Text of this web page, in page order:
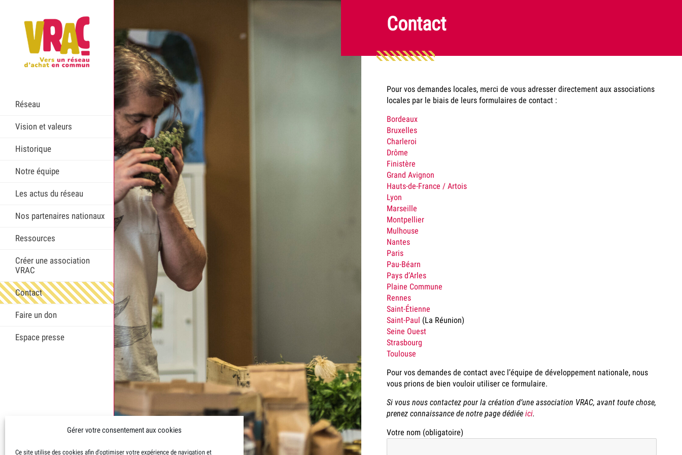
Gérer votre consentement aux cookies
Ce site utilise des cookies afin d'optimiser votre expérience de navigation et
Réseau
Vision et valeurs
Historique
Notre équipe
Les actus du réseau
Nos partenaires nationaux
Ressources
Créer une association
VRAC
Contact
Faire un don
Espace presse
Contact
Pour vos demandes locales, merci de vous adresser directement aux associations
locales par le biais de leurs formulaires de contact :
Bordeaux
Bruxelles
Charleroi
Drôme
Finistère
Grand Avignon
Hauts-de-France / Artois
Lyon
Marseille
Montpellier
Mulhouse
Nantes
Paris
Pau-Béarn
Pays d’Arles
Plaine Commune
Rennes
Saint-Étienne
Saint-Paul (La Réunion)
Seine Ouest
Strasbourg
Toulouse
Pour vos demandes de contact avec l’équipe de développement nationale, nous
vous prions de bien vouloir utiliser ce formulaire.
Si vous nous contactez pour la création d’une association VRAC, avant toute chose,
prenez connaissance de notre page dédiée ici.
Votre nom (obligatoire)